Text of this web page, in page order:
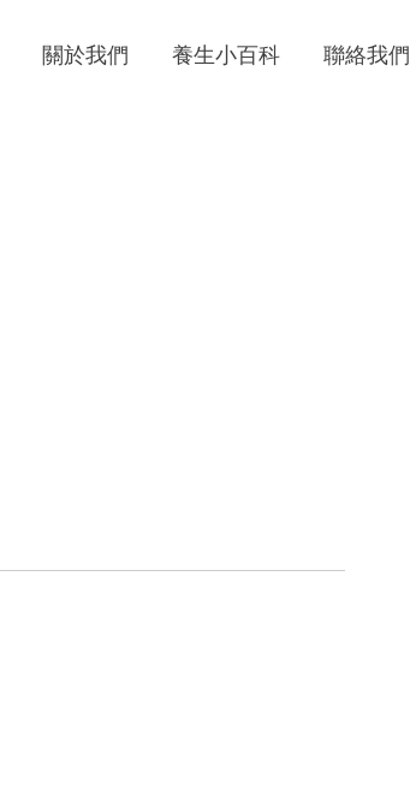
關於我們 養生小百科 聯絡我們